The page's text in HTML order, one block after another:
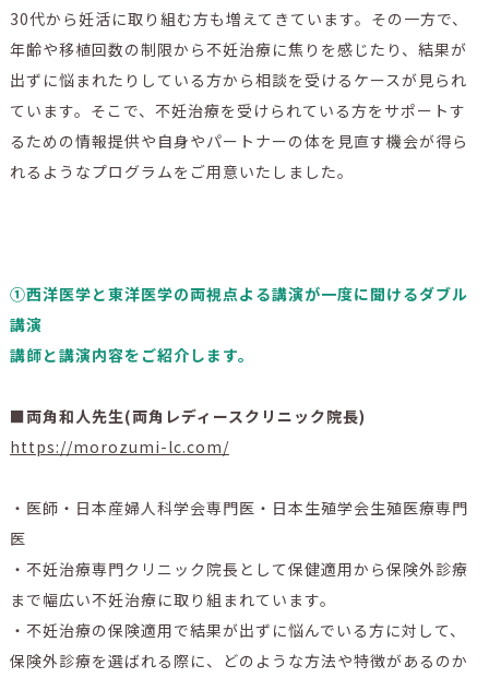
30代から妊活に取り組む方も増えてきています。その一方で、
年齢や移植回数の制限から不妊治療に焦りを感じたり、結果が
出ずに悩まれたりしている方から相談を受けるケースが見られ
ています。そこで、不妊治療を受けられている方をサポートす
るための情報提供や自身やパートナーの体を見直す機会が得ら
れるようなプログラムをご用意いたしました。
①西洋医学と東洋医学の両視点よる講演が一度に聞けるダブル
講演
講師と講演内容をご紹介します。
■両角和人先生(両角レディースクリニック院長)
https://morozumi-lc.com/
・医師・日本産婦人科学会専門医・日本生殖学会生殖医療専門
医
・不妊治療専門クリニック院長として保健適用から保険外診療
まで幅広い不妊治療に取り組まれています。
・不妊治療の保険適用で結果が出ずに悩んでいる方に対して、
保険外診療を選ばれる際に、どのような方法や特徴があるのか